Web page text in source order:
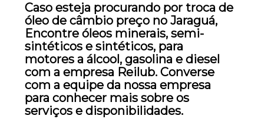
Caso esteja procurando por troca de
óleo de câmbio preço no Jaraguá,
Encontre óleos minerais, semi-
sintéticos e sintéticos, para
motores a álcool, gasolina e diesel
com a empresa Reilub. Converse
com a equipe da nossa empresa
para conhecer mais sobre os
serviços e disponibilidades.